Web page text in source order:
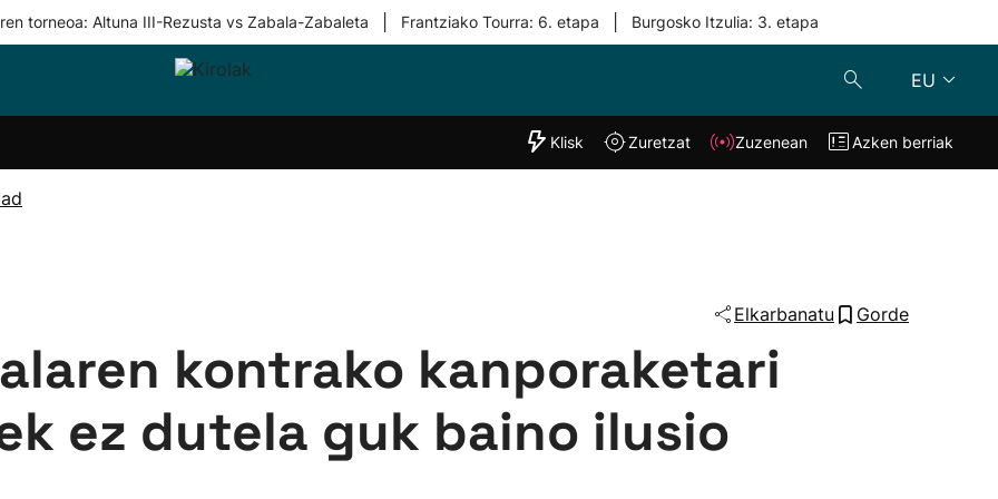
torneoa: Altuna III-Rezusta vs Zabala-Zabaleta Frantziako Tourra: 6. etapa Burgosko Itzulia: 3. etapa
EU
Taldeak
"Helmuga"
Klisk Zuzenean
Klisk Zuretzat Zuzenean Azken berriak
Elkarbanatu Gorde
kontrako kanporaketari
ez dutela guk baino ilusio